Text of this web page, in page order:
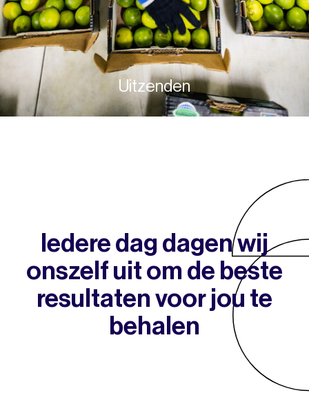
Uitzenden
Iedere dag dagen wij
onszelf uit om de beste
resultaten voor jou te
behalen